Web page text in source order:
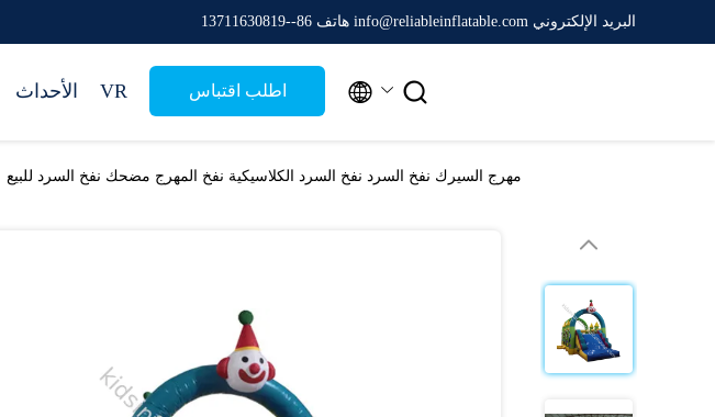
البريد الإلكتروني info@reliableinflatable.com هاتف 86--13711630819
الأحداث VR اطلب اقتباس  
مهرج السيرك نفخ السرد نفخ السرد الكلاسيكية نفخ المهرج مضحك نفخ السرد للبيع